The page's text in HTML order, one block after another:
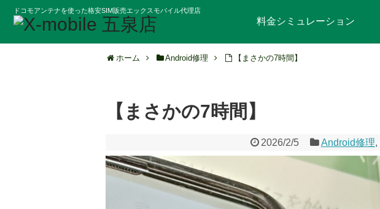
ドコモアンテナを使った格安SIM販売エックスモバイル代理店
料金シミュレーション
ホーム Android修理 【まさかの7時間】
【まさかの7時間】
2026/2/5 Android修理,